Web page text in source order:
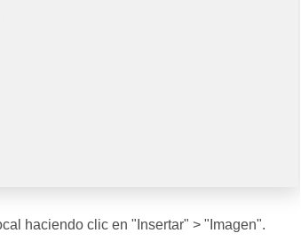
haciendo clic en "Insertar" > "Imagen".